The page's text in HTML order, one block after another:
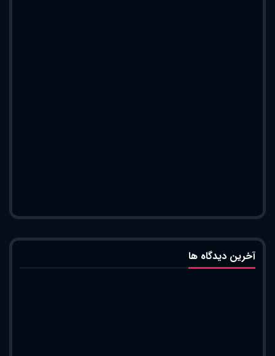
آخرین دیدگاه ها